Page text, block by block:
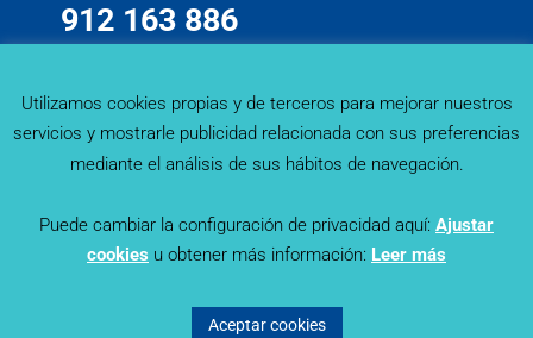
912 163 886
Política de Cookies© Diseñado por
Utilizamos cookies propias y de terceros para mejorar nuestros
servicios y mostrarle publicidad relacionada con sus preferencias
mediante el análisis de sus hábitos de navegación.
Puede cambiar la configuración de privacidad aquí: Ajustar
cookies u obtener más información: Leer más
Aceptar cookies